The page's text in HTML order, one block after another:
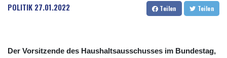
POLITIK 27.01.2022 Teilen Teilen
Der Vorsitzende des Haushaltsausschusses im Bundestag,